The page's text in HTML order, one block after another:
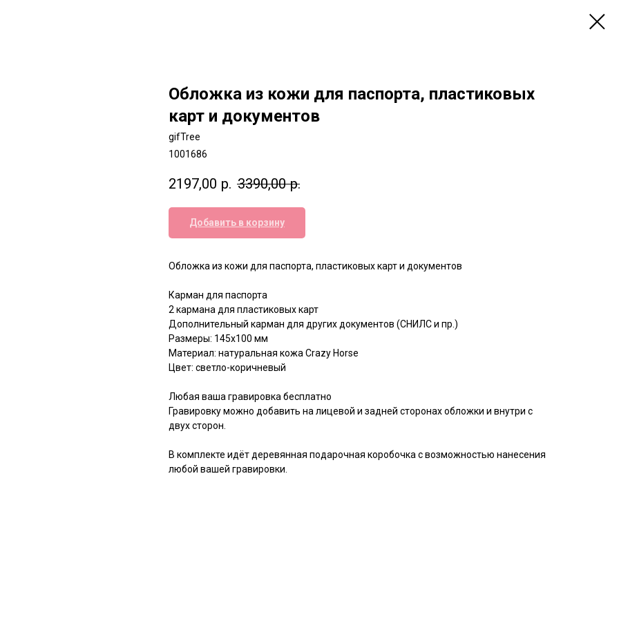
Обложка из кожи для паспорта, пластиковых
карт и документов
gifTree
1001686
2197,00 р. 3390,00 р.
Добавить в корзину
Обложка из кожи для паспорта, пластиковых карт и документов
Карман для паспорта
2 кармана для пластиковых карт
Дополнительный карман для других документов (СНИЛС и пр.)
Размеры: 145х100 мм
Материал: натуральная кожа Crazy Horse
Цвет: светло-коричневый
Любая ваша гравировка бесплатно
Гравировку можно добавить на лицевой и задней сторонах обложки и внутри с
двух сторон.
В комплекте идёт деревянная подарочная коробочка с возможностью нанесения
любой вашей гравировки.